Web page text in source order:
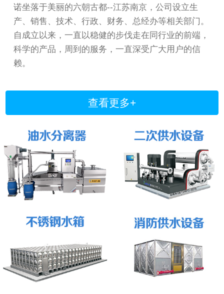
诺坐落于美丽的六朝古都--江苏南京，公司设立生
产、销售、技术、行政、财务、总经办等相关部门。
自成立以来，一直以稳健的步伐走在同行业的前端，
科学的产品，周到的服务，一直深受广大用户的信
赖。
查看更多+